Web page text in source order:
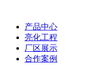
产品中心
亮化工程
厂区展示
合作案例